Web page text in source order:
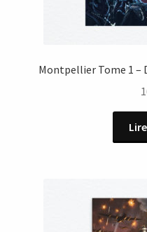
Montpellier Tome 1 –